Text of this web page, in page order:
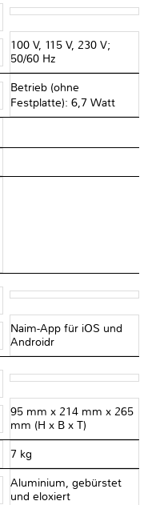
100 V, 115 V, 230 V;
50/60 Hz
Betrieb (ohne
Festplatte): 6,7 Watt
Naim-App für iOS und
Androidr
95 mm x 214 mm x 265
mm (H x B x T)
7 kg
Aluminium, gebürstet
und eloxiert